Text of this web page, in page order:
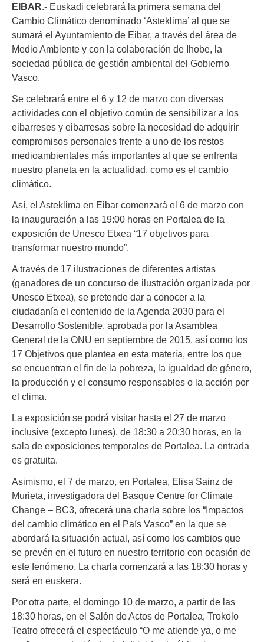
EIBAR .- Euskadi celebrará la primera semana del
Cambio Climático denominado ‘Asteklima’ al que se
sumará el Ayuntamiento de Eibar, a través del área de
Medio Ambiente y con la colaboración de Ihobe, la
sociedad pública de gestión ambiental del Gobierno
Vasco.
Se celebrará entre el 6 y 12 de marzo con diversas
actividades con el objetivo común de sensibilizar a los
eibarreses y eibarresas sobre la necesidad de adquirir
compromisos personales frente a uno de los restos
medioambientales más importantes al que se enfrenta
nuestro planeta en la actualidad, como es el cambio
climático.
Así, el Asteklima en Eibar comenzará el 6 de marzo con
la inauguración a las 19:00 horas en Portalea de la
exposición de Unesco Etxea “17 objetivos para
transformar nuestro mundo”.
A través de 17 ilustraciones de diferentes artistas
(ganadores de un concurso de ilustración organizada por
Unesco Etxea), se pretende dar a conocer a la
ciudadanía el contenido de la Agenda 2030 para el
Desarrollo Sostenible, aprobada por la Asamblea
General de la ONU en septiembre de 2015, así como los
17 Objetivos que plantea en esta materia, entre los que
se encuentran el fin de la pobreza, la igualdad de género,
la producción y el consumo responsables o la acción por
el clima.
La exposición se podrá visitar hasta el 27 de marzo
inclusive (excepto lunes), de 18:30 a 20:30 horas, en la
sala de exposiciones temporales de Portalea. La entrada
es gratuita.
Asimismo, el 7 de marzo, en Portalea, Elisa Sainz de
Murieta, investigadora del Basque Centre for Climate
Change – BC3, ofrecerá una charla sobre los “Impactos
del cambio climático en el País Vasco” en la que se
abordará la situación actual, así como los cambios que
se prevén en el futuro en nuestro territorio con ocasión de
este fenómeno. La charla comenzará a las 18:30 horas y
será en euskera.
Por otra parte, el domingo 10 de marzo, a partir de las
18:30 horas, en el Salón de Actos de Portalea, Trokolo
Teatro ofrecerá el espectáculo “O me atiende ya, o me